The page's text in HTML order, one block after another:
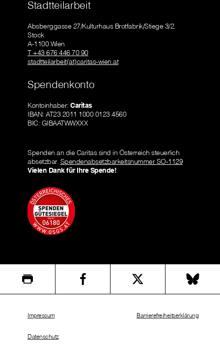
Stadtteilarbeit
Absberggasse 27/Kulturhaus Brotfabrik/Stiege 3/2.
Stock
A-1100 Wien
T +43 676 446 70 90
stadtteilarbeit(at)caritas-wien.at
Spendenkonto
Kontoinhaber: Caritas
IBAN: AT23 2011 1000 0123 4560
BIC: GIBAATWWXXX
Spenden an die Caritas sind in Österreich steuerlich
absetzbar. Spendenabsetzbarkeitsnummer SO-1129
Vielen Dank für Ihre Spende!
Impressum
Datenschutz
Barrierefreiheitserklärung